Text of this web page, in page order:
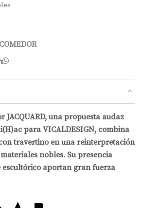
JACQUARD, una propuesta audaz
para VICALDESIGN, combina
travertino en una reinterpretación
nobles. Su presencia
escultórico aportan gran fuerza